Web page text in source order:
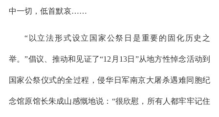
中一切，低首默哀……
“以立法形式设立国家公祭日是重要的固化历史之
举。”倡议、推动和见证了“12月13日”从地方性悼念活动到
国家公祭仪式的全过程，侵华日军南京大屠杀遇难同胞纪
念馆原馆长朱成山感慨地说：“很欣慰，所有人都牢牢记住